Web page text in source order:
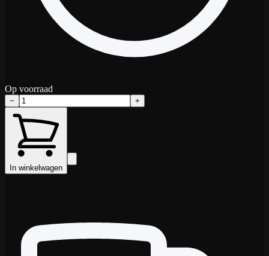
Op voorraad
− +
In winkelwagen